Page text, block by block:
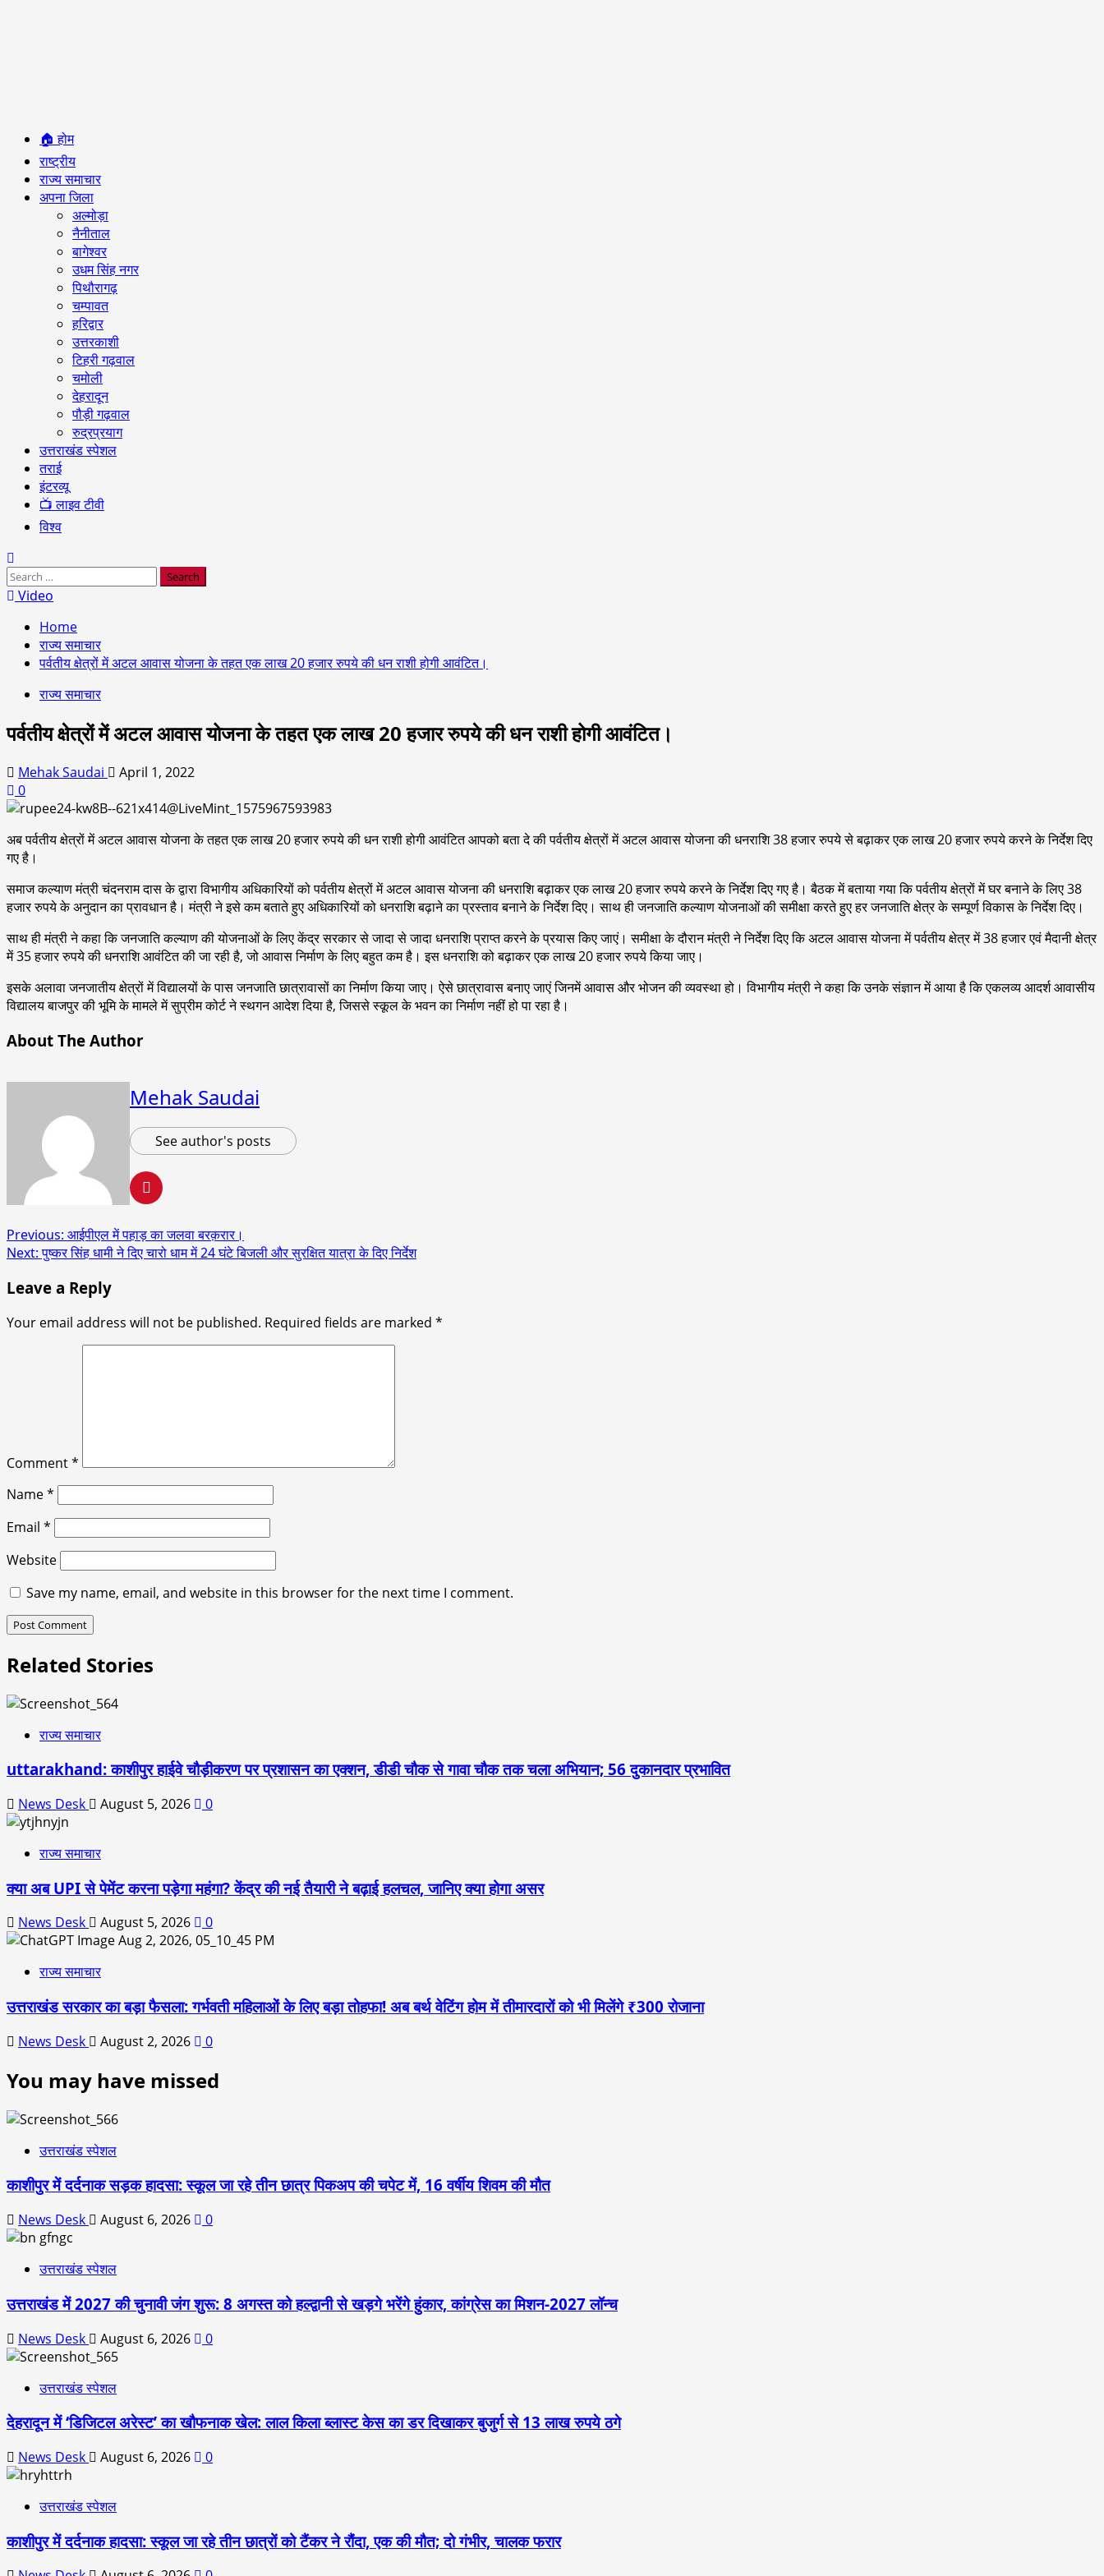
Primary
Menu
🏠 होम
राष्ट्रीय
राज्य समाचार
अपना जिला
अल्मोड़ा
नैनीताल
बागेश्वर
उधम सिंह नगर
पिथौरागढ़
चम्पावत
हरिद्वार
उत्तरकाशी
टिहरी गढ़वाल
चमोली
देहरादून
पौड़ी गढ़वाल
रुद्रप्रयाग
उत्तराखंड स्पेशल
तराई
इंटरव्यू
📺 लाइव टीवी
विश्व
Search
for:Video
Home
राज्य समाचार
पर्वतीय क्षेत्रों में अटल आवास योजना के तहत एक लाख 20 हजार रुपये की धन राशी होगी आवंटित।
राज्य समाचार
पर्वतीय क्षेत्रों में अटल आवास योजना के तहत एक लाख 20 हजार रुपये की धन राशी होगी आवंटित।
Mehak Saudai
April 1, 2022
0
अब पर्वतीय क्षेत्रों में अटल आवास योजना के तहत एक लाख 20 हजार रुपये की धन राशी होगी आवंटित आपको बता दे की पर्वतीय क्षेत्रों में अटल आवास योजना की धनराशि 38 हजार रुपये से बढ़ाकर एक लाख 20 हजार रुपये करने के निर्देश दिए
गए है।
समाज कल्याण मंत्री चंदनराम दास के द्वारा विभागीय अधिकारियों को पर्वतीय क्षेत्रों में अटल आवास योजना की धनराशि बढ़ाकर एक लाख 20 हजार रुपये करने के निर्देश दिए गए है। बैठक में बताया गया कि पर्वतीय क्षेत्रों में घर बनाने के लिए 38
हजार रुपये के अनुदान का प्रावधान है। मंत्री ने इसे कम बताते हुए अधिकारियों को धनराशि बढ़ाने का प्रस्ताव बनाने के निर्देश दिए। साथ ही जनजाति कल्याण योजनाओं की समीक्षा करते हुए हर जनजाति क्षेत्र के सम्पूर्ण विकास के निर्देश दिए।
साथ ही मंत्री ने कहा कि जनजाति कल्याण की योजनाओं के लिए केंद्र सरकार से जादा से जादा धनराशि प्राप्त करने के प्रयास किए जाएं। समीक्षा के दौरान मंत्री ने निर्देश दिए कि अटल आवास योजना में पर्वतीय क्षेत्र में 38 हजार एवं मैदानी क्षेत्र
में 35 हजार रुपये की धनराशि आवंटित की जा रही है, जो आवास निर्माण के लिए बहुत कम है। इस धनराशि को बढ़ाकर एक लाख 20 हजार रुपये किया जाए।
इसके अलावा जनजातीय क्षेत्रों में विद्यालयों के पास जनजाति छात्रावासों का निर्माण किया जाए। ऐसे छात्रावास बनाए जाएं जिनमें आवास और भोजन की व्यवस्था हो। विभागीय मंत्री ने कहा कि उनके संज्ञान में आया है कि एकलव्य आदर्श आवासीय
विद्यालय बाजपुर की भूमि के मामले में सुप्रीम कोर्ट ने स्थगन आदेश दिया है, जिससे स्कूल के भवन का निर्माण नहीं हो पा रहा है।
About The Author
Mehak Saudai
See author's posts
Post
navigation
Previous: आईपीएल में पहाड़ का जलवा बरक़रार।
Next:पुष्कर सिंह धामी ने दिए चारो धाम में 24 घंटे बिजली और सुरक्षित यात्रा के दिए निर्देश
Leave a Reply
Your email address will not be published. Required fields are marked *
Comment*
Name*
Email *
Website
Save my name, email, and website in this browser for the next time I comment.
Related Stories
राज्य समाचार
uttarakhand: काशीपुर हाईवे चौड़ीकरण पर प्रशासन का एक्शन, डीडी चौक से गावा चौक तक चला अभियान; 56 दुकानदार प्रभावित
News Desk August 5, 2026 0
राज्य समाचार
क्या अब UPI से पेमेंट करना पड़ेगा महंगा? केंद्र की नई तैयारी ने बढ़ाई हलचल, जानिए क्या होगा असर
News Desk August 5, 2026 0
राज्य समाचार
उत्तराखंड सरकार का बड़ा फैसला: गर्भवती महिलाओं के लिए बड़ा तोहफा! अब बर्थ वेटिंग होम में तीमारदारों को भी मिलेंगे ₹300 रोजाना
News Desk August 2, 2026 0
You may have missed
उत्तराखंड स्पेशल
काशीपुर में दर्दनाक सड़क हादसा: स्कूल जा रहे तीन छात्र पिकअप की चपेट में, 16 वर्षीय शिवम की मौत
News Desk August 6, 2026 0
उत्तराखंड स्पेशल
उत्तराखंड में 2027 की चुनावी जंग शुरू: 8 अगस्त को हल्द्वानी से खड़गे भरेंगे हुंकार, कांग्रेस का मिशन-2027 लॉन्च
News Desk August 6, 2026 0
उत्तराखंड स्पेशल
देहरादून में ‘डिजिटल अरेस्ट’ का खौफनाक खेल: लाल किला ब्लास्ट केस का डर दिखाकर बुजुर्ग से 13 लाख रुपये ठगे
News Desk August 6, 2026 0
उत्तराखंड स्पेशल
काशीपुर में दर्दनाक हादसा: स्कूल जा रहे तीन छात्रों को टैंकर ने रौंदा, एक की मौत; दो गंभीर, चालक फरार